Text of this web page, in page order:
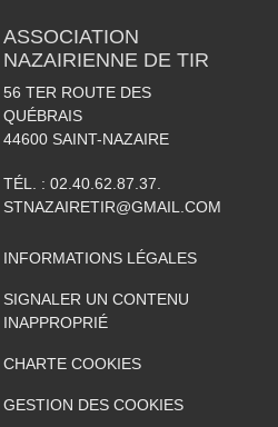
ASSOCIATION
NAZAIRIENNE DE TIR
56 TER ROUTE DES
QUÉBRAIS
44600 SAINT-NAZAIRE
TÉL. : 02.40.62.87.37.
STNAZAIRETIR@GMAIL.COM
INFORMATIONS LÉGALES
SIGNALER UN CONTENU
INAPPROPRIÉ
CHARTE COOKIES
GESTION DES COOKIES